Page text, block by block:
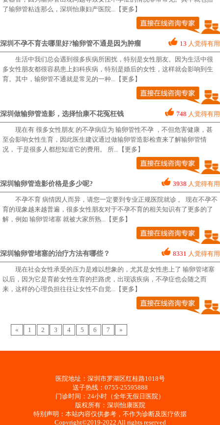
了输卵管粘连那么，深圳怡康妇产医院 ...【更多】
深圳不孕不育去哪里好?输卵管不通是因为肿瘤 13 人觉得有用
生活中我们总会遇到很多疾病所困扰，特别是女性朋友。因为生活中很
多女性朋友都很容易患上妇科疾病，特别是婚后的女性，这样就会影响到生
育。其中，输卵管不通就是常见的一种...【更多】
深圳做输卵管造影，选择怡康不花冤枉钱 748 人觉得有用
现在有 很多女性朋友 的不孕病症为 输卵管性不孕 ，不但危害健康，甚
至会影响女性生育，因此医生建议通过做输卵管造影检查来了解输卵管情
况， 于是很多人都想知道它的费用。 所 ...【更多】
深圳输卵管造影价格是多少呢? 3938 人觉得有用
不孕不育 病情因人而异，请您一定要到专业正规医院就诊 。 现在不孕不
育的现象越来越普遍，很多女性朋友对于不孕不育的相关知识有了更多的了
解，例如 输卵管堵塞 就被大家所熟 ...【更多】
深圳输卵管堵塞的治疗方法有哪些？ 8331 人觉得有用
现在社会女性承受的压力是难以想象的，尤其是女性患上了 输卵管堵塞
以后，因为它是育龄女性生育的拦路虎，出现该疾病，不孕症也会随之而
来，这样的心理负担往往让女性不自觉...【更多】
« 1 2 3 4 5 6 7 »
医院地址：深圳市罗湖区红桂路1018号
送子热线：0755-25595888
门诊时间：24小时（全年无假日医院）
版权所有：深圳怡康医院
特别声明：本站内容仅供参考，不作为诊断及医疗依据
Copyright©2019-2022 All rights reserved